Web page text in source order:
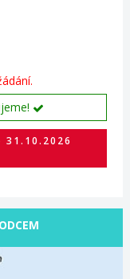
31.10.2026
2 770 €/OS.